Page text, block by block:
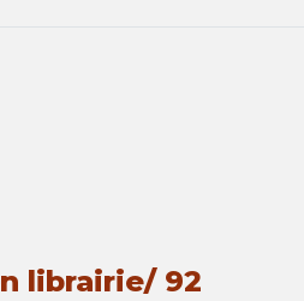
librairie/ 92